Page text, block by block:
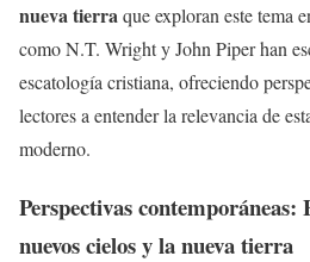
nueva tierraque exploran este tema
como N.T. Wright y John Piper han
escatología cristiana, ofreciendo
lectores a entender la relevancia de
moderno.
Perspectivas contemporáneas:
nuevos cielos y la nueva tierra